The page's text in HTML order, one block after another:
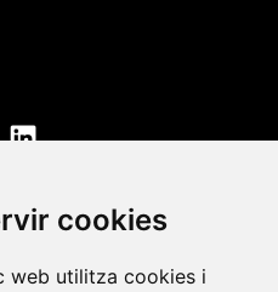
cookies
web utilitza cookies i